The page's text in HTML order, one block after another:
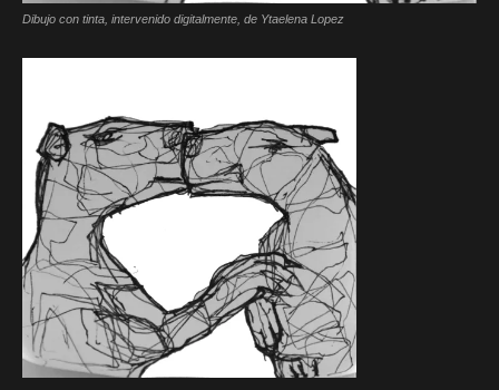
Dibujo con tinta, intervenido digitalmente, de Ytaelena Lopez